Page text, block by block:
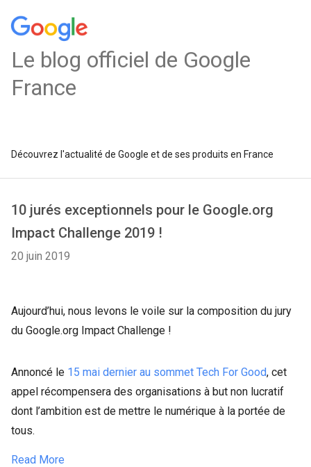
Le blog officiel de Google
France
Découvrez l'actualité de Google et de ses produits en France
10 jurés exceptionnels pour le Google.org
Impact Challenge 2019 !
20 juin 2019
Aujourd’hui, nous levons le voile sur la composition du jury
du Google.org Impact Challenge !
Annoncé le 15 mai dernier au sommet Tech For Good, cet
appel récompensera des organisations à but non lucratif
dont l’ambition est de mettre le numérique à la portée de
tous.
Read More